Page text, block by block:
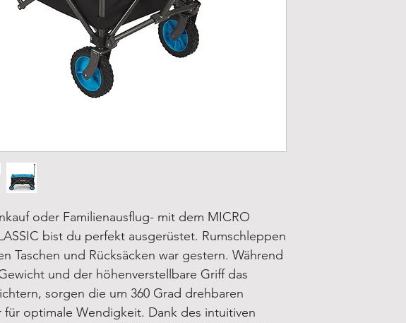
oder Familienausflug- mit dem MICRO
bist du perfekt ausgerüstet. Rumschleppen
Taschen und Rücksäcken war gestern. Während
und der höhenverstellbare Griff das
sorgen die um 360 Grad drehbaren
für optimale Wendigkeit. Dank des intuitiven